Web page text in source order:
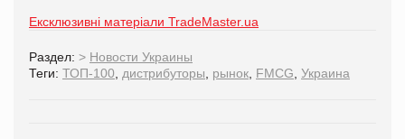
Ексклюзивні матеріали TradeMaster.ua
Раздел: > Новости Украины
Теги: ТОП-100 дистрибуторы рынок FMCG Украина